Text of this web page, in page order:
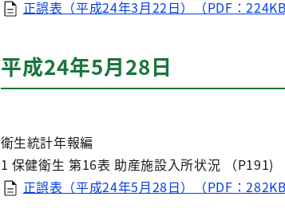
正誤表（平成24年3月22日）（PDF：224KB
平成24年5月28日
衛生統計年報編
1 保健衛生 第16表 助産施設入所状況 （P191)
正誤表（平成24年5月28日）（PDF：282KB